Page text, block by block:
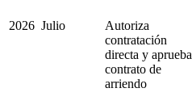
2026 Julio
Autoriza
contratación
directa y aprueba
contrato de
arriendo